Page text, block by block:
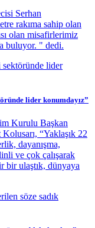
Serhan
rakıma sahip olan
olan misafirlerimiz
buluyor. " dedi.
lider konumdayız”
Kurulu Başkan
“Yaklaşık 22
dayanışma,
ve çok çalışarak
bir ulaştık, dünyaya